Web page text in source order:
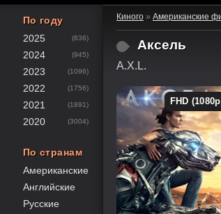
Киного » Американские
Аксель
A.X.L.
FHD
По году
2025
(836)
2024 (945)
2023 (1096)
2022 (1756)
2021 (1891)
2020 (3004)
По странам
Американские
Английские
Русские